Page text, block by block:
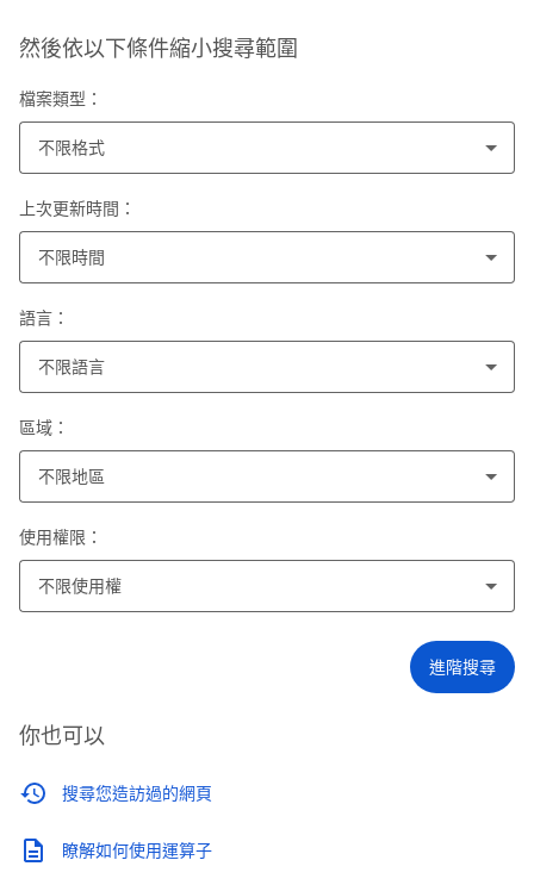
然後依以下條件縮小搜尋範圍
檔案類型：
不限格式
上次更新時間：
不限時間
語言：
不限語言
區域：
不限地區
使用權限：
不限使用權
進階搜尋
你也可以
搜尋您造訪過的網頁
瞭解如何使用運算子